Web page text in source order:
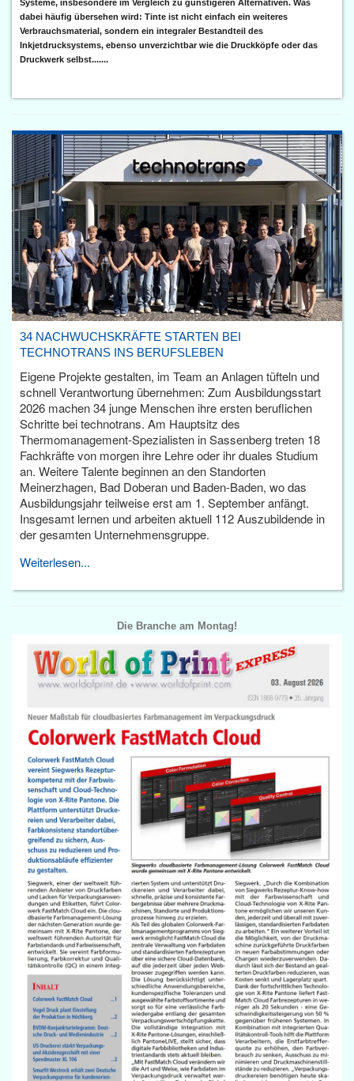
Systeme, insbesondere im Vergleich zu günstigeren Alternativen. Was
dabei häufig übersehen wird: Tinte ist nicht einfach ein weiteres
Verbrauchsmaterial, sondern ein integraler Bestandteil des
Inkjetdrucksystems, ebenso unverzichtbar wie die Druckköpfe oder das
Druckwerk selbst.......
34 NACHWUCHSKRÄFTE STARTEN BEI
TECHNOTRANS INS BERUFSLEBEN
Eigene Projekte gestalten, im Team an Anlagen tüfteln und
schnell Verantwortung übernehmen: Zum Ausbildungsstart
2026 machen 34 junge Menschen ihre ersten beruflichen
Schritte bei technotrans. Am Hauptsitz des
Thermomanagement-Spezialisten in Sassenberg treten 18
Fachkräfte von morgen ihre Lehre oder ihr duales Studium
an. Weitere Talente beginnen an den Standorten
Meinerzhagen, Bad Doberan und Baden-Baden, wo das
Ausbildungsjahr teilweise erst am 1. September anfängt.
Insgesamt lernen und arbeiten aktuell 112 Auszubildende in
der gesamten Unternehmensgruppe.
Weiterlesen...
Die Branche am Montag!